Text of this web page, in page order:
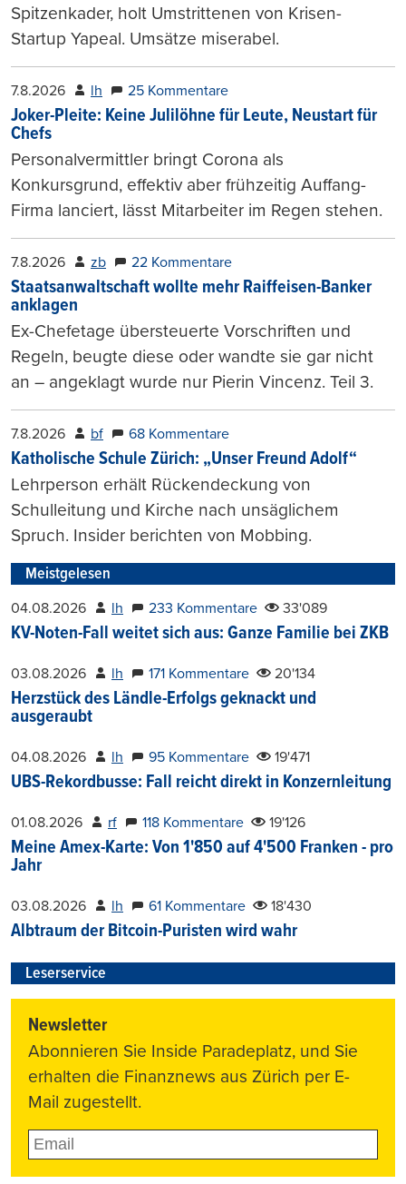
Spitzenkader, holt Umstrittenen von Krisen-
Startup Yapeal. Umsätze miserabel.
7.8.2026 lh 25 Kommentare
Joker-Pleite: Keine Julilöhne für Leute, Neustart für
Chefs
Personalvermittler bringt Corona als
Konkursgrund, effektiv aber frühzeitig Auffang-
Firma lanciert, lässt Mitarbeiter im Regen stehen.
7.8.2026 zb 22 Kommentare
Staatsanwaltschaft wollte mehr Raiffeisen-Banker
anklagen
Ex-Chefetage übersteuerte Vorschriften und
Regeln, beugte diese oder wandte sie gar nicht
an – angeklagt wurde nur Pierin Vincenz. Teil 3.
7.8.2026 bf 68 Kommentare
Katholische Schule Zürich: „Unser Freund Adolf“
Lehrperson erhält Rückendeckung von
Schulleitung und Kirche nach unsäglichem
Spruch. Insider berichten von Mobbing.
Meistgelesen
04.08.2026 lh 233 Kommentare 33'089
KV-Noten-Fall weitet sich aus: Ganze Familie bei ZKB
03.08.2026 lh 171 Kommentare 20'134
Herzstück des Ländle-Erfolgs geknackt und
ausgeraubt
04.08.2026 lh 95 Kommentare 19'471
UBS-Rekordbusse: Fall reicht direkt in Konzernleitung
01.08.2026 rf 118 Kommentare 19'126
Meine Amex-Karte: Von 1'850 auf 4'500 Franken - pro
Jahr
03.08.2026 lh 61 Kommentare 18'430
Albtraum der Bitcoin-Puristen wird wahr
Leserservice
Newsletter
Abonnieren Sie Inside Paradeplatz, und Sie
erhalten die Finanznews aus Zürich per E-
Mail zugestellt.